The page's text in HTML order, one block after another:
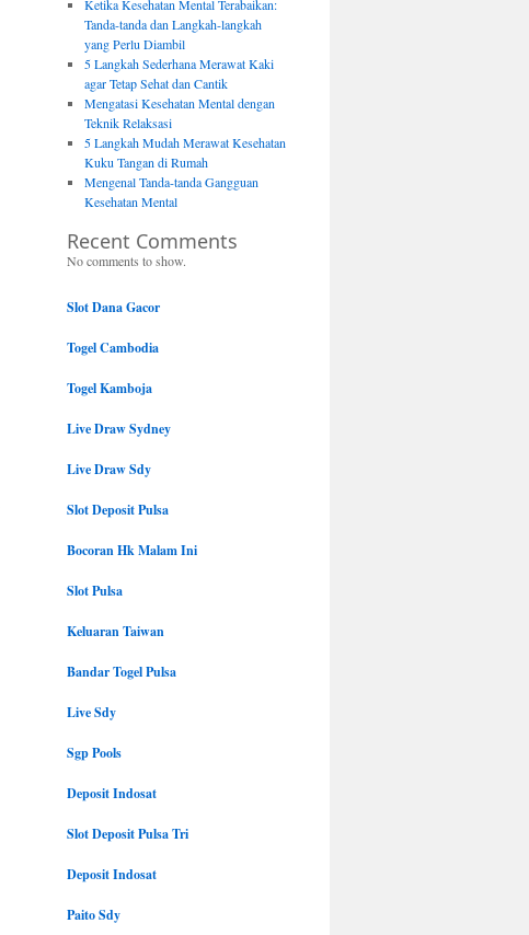
Ketika Kesehatan Mental Terabaikan:
Tanda-tanda dan Langkah-langkah
yang Perlu Diambil
5 Langkah Sederhana Merawat Kaki
agar Tetap Sehat dan Cantik
Mengatasi Kesehatan Mental dengan
Teknik Relaksasi
5 Langkah Mudah Merawat Kesehatan
Kuku Tangan di Rumah
Mengenal Tanda-tanda Gangguan
Kesehatan Mental
Recent Comments
No comments to show.
Slot Dana Gacor
Togel Cambodia
Togel Kamboja
Live Draw Sydney
Live Draw Sdy
Slot Deposit Pulsa
Bocoran Hk Malam Ini
Slot Pulsa
Keluaran Taiwan
Bandar Togel Pulsa
Live Sdy
Sgp Pools
Deposit Indosat
Slot Deposit Pulsa Tri
Deposit Indosat
Paito Sdy